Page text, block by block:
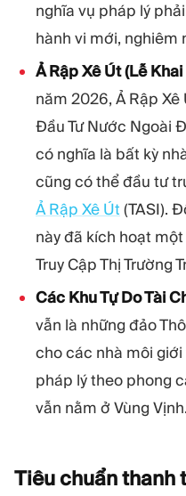
nghĩa vụ pháp lý
hành vi mới, nghiêm
Ả Rập Xê Út (Lễ
năm 2026, Ả Rập
Đầu Tư Nước Ngoài
có nghĩa là bất kỳ
cũng có thể đầu tư
Ả Rập Xê Út (TASI).
này đã kích hoạt
Truy Cập Thị Trường
Các Khu Tự Do Tài
vẫn là những đảo
cho các nhà môi
pháp lý theo phong
vẫn nằm ở Vùng Vịnh.
Tiêu chuẩn thanh